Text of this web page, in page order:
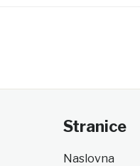
Stranice
Naslovna